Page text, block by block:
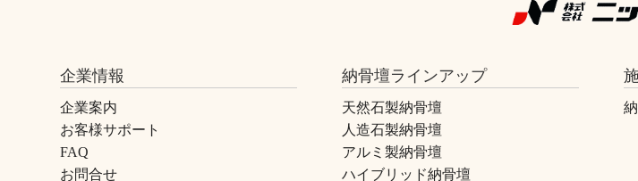
企業情報
企業案内
お客様サポート
FAQ
お問合せ
納骨壇ラインアップ
天然石製納骨壇
人造石製納骨壇
アルミ製納骨壇
ハイブリッド納骨壇